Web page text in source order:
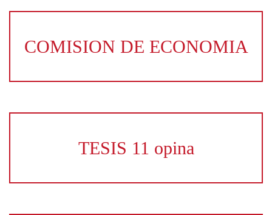
COMISION DE ECONOMIA
TESIS 11 opina